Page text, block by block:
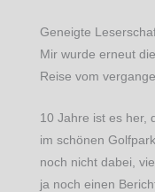
Geneigte
Mir wurde erneut
Reise vom
10 Jahre ist es her,
im schönen
noch nicht dabei,
ja noch einen